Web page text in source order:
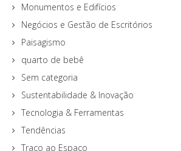
Monumentos e Edifícios
Negócios e Gestão de Escritórios
Paisagismo
quarto de bebê
Sem categoria
Sustentabilidade & Inovação
Tecnologia & Ferramentas
Tendências
Traço ao Espaço